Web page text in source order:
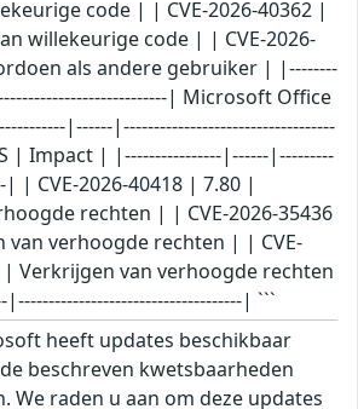
code | | CVE-2026-40362 |
willekeurige code | | CVE-2026-
als andere gebruiker | |--------
| Microsoft Office
|------|-----------------------------------
| Impact | |----------------|------|---------
| | CVE-2026-40418 | 7.80 |
rechten | | CVE-2026-35436
van verhoogde rechten | | CVE-
| Verkrijgen van verhoogde rechten
| ```
heeft updates beschikbaar
beschreven kwetsbaarheden
We raden u aan om deze updates